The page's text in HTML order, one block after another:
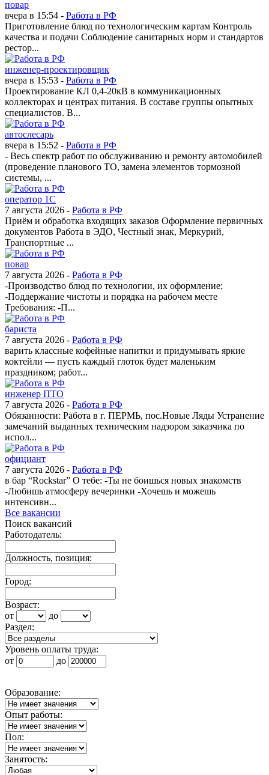
повар
вчера в 15:54 - Работа в РФ
Приготовление блюд по технологическим картам Контроль
качества и подачи Соблюдение санитарных норм и стандартов
рестор...
инженер-проектировщик
вчера в 15:53 - Работа в РФ
Проектирование КЛ 0,4-20кВ в коммуникационных
коллекторах и центрах питания. В составе группы опытных
специалистов. В...
автослесарь
вчера в 15:52 - Работа в РФ
- Весь спектр работ по обслуживанию и ремонту автомобилей
(проведение планового ТО, замена элементов тормозной
системы, ...
оператор 1С
7 августа 2026 - Работа в РФ
Приём и обработка входящих заказов Оформление первичных
документов Работа в ЭДО, Честный знак, Меркурий,
Транспортные ...
повар
7 августа 2026 - Работа в РФ
-Производство блюд по технологии, их оформление;
-Поддержание чистоты и порядка на рабочем месте
Требования: -П...
бариста
7 августа 2026 - Работа в РФ
варить классные кофейные напитки и придумывать яркие
коктейли — пусть каждый глоток будет маленьким
праздником; работ...
инженер ПТО
7 августа 2026 - Работа в РФ
Обязанности: Работа в г. ПЕРМЬ, пос.Новые Ляды Устранение
замечаний выданных техническим надзором заказчика по
испол...
официант
7 августа 2026 - Работа в РФ
в бар “Rockstar” О тебе: -Ты не боишься новых знакомств
-Любишь атмосферу вечеринки -Хочешь и можешь
интенсивн...
Все вакансии
Поиск вакансий
Работодатель:
Должность, позиция:
Город:
Возраст:
от
до
Раздел:
Уровень оплаты труда:
от
до
Образование:
Опыт работы:
Пол:
Занятость: